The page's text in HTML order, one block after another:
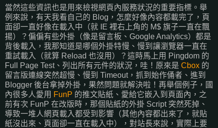
當然這些資訊也是用來檢視網頁內服務狀況的重要指標。舉
例來說，有天我看自己的 Blog，怎麼好像內容都載完了，頁
面卻一直好像在載入中（就 IE 裡右上角的 M$ 旗子一直在飄
揚）？偏偏有些外掛（像是留言板、Google Analytics）都是
背後載入，我那知道是哪個外掛特慢、慢到讓瀏覽器一直在
重試載入（就算 Reload 也沒用）？這時馬上用 Pingdom 的
Full Page Test、列出所有元件的狀況，哇！原來是 Cbox 的
留言版連線突然超慢、慢到 Timeout，抓到始作俑者、進到
Blogger 後台拿掉外掛，果然問題就解決啦！再舉個例子，國
內很多人愛用 FunP 的推文貼紙、愛給它嵌入到頁面內，之
前有次 FunP 在改版時，那個貼紙的外掛 Script 突然死掉、
導致一堆人網頁載入都受到影響（其他內容都出來了，就貼
紙沒出來、頁面卻一直在載入中），對站長來說，實際上要